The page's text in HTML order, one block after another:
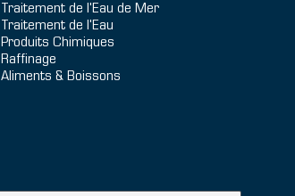
Traitement de l'Eau de Mer
Traitement de l'Eau
Produits Chimiques
Raffinage
Aliments & Boissons